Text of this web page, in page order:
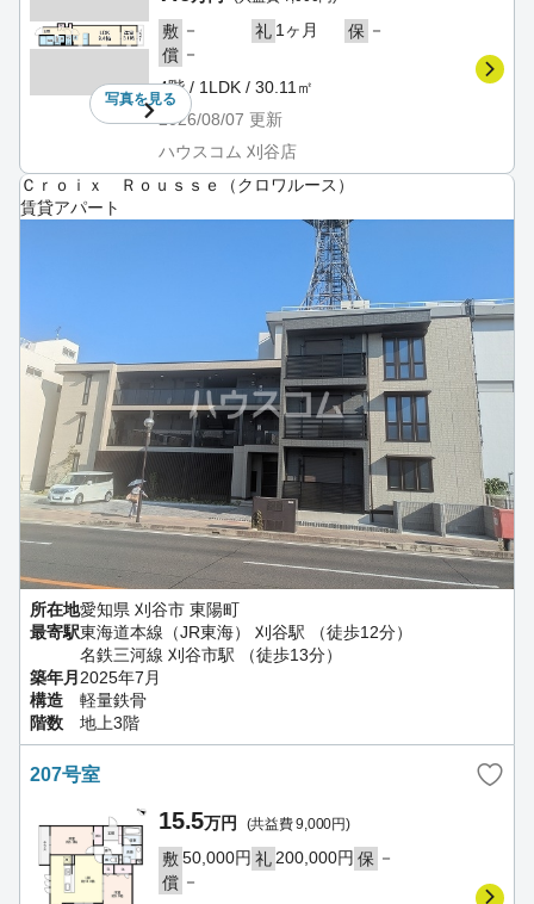
写真を見る
敷 － 礼 1ヶ月 保 －
償 －
4階 / 1LDK / 30.11㎡
2026/08/07 更新
ハウスコム 刈谷店
Ｃｒｏｉｘ Ｒｏｕｓｓｅ（クロワルース）
賃貸アパート
所在地愛知県 刈谷市 東陽町
最寄駅東海道本線（JR東海） 刈谷駅 （徒歩12分）
名鉄三河線 刈谷市駅 （徒歩13分）
築年月 2025年7月
構造
軽量鉄骨
階数
地上3階
207号室
15.5万円 (共益費 9,000円)
敷50,000円 礼 200,000円 保 －
償 －